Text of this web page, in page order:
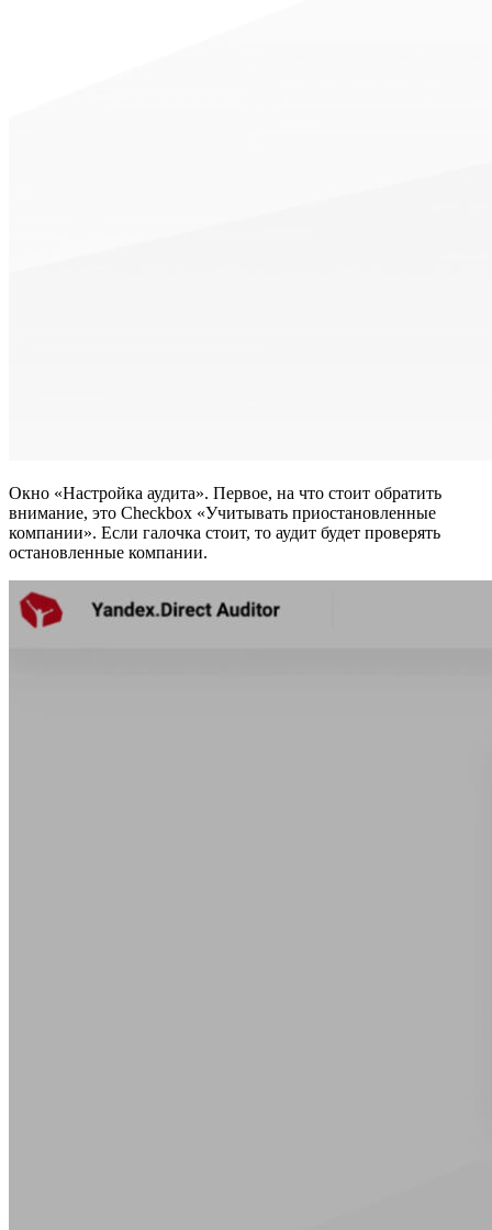
Окно «Настройка аудита». Первое, на что стоит обратить
внимание, это Сheckbox «Учитывать приостановленные
компании». Если галочка стоит, то аудит будет проверять
остановленные компании.